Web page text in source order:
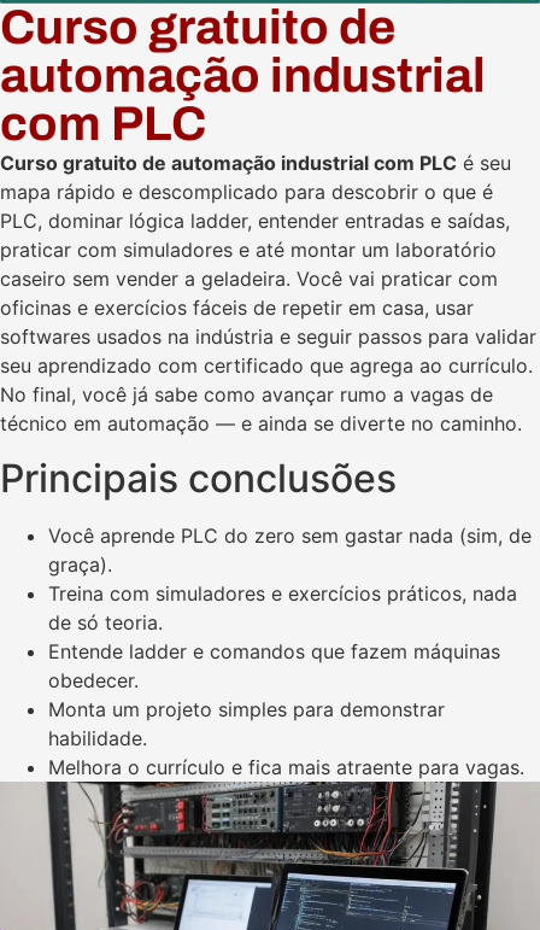
Curso gratuito de
automação industrial
com PLC
Curso gratuito de automação industrial com PLC é seu
mapa rápido e descomplicado para descobrir o que é
PLC, dominar lógica ladder, entender entradas e saídas,
praticar com simuladores e até montar um laboratório
caseiro sem vender a geladeira. Você vai praticar com
oficinas e exercícios fáceis de repetir em casa, usar
softwares usados na indústria e seguir passos para validar
seu aprendizado com certificado que agrega ao currículo.
No final, você já sabe como avançar rumo a vagas de
técnico em automação — e ainda se diverte no caminho.
Principais conclusões
Você aprende PLC do zero sem gastar nada (sim, de
graça).
Treina com simuladores e exercícios práticos, nada
de só teoria.
Entende ladder e comandos que fazem máquinas
obedecer.
Monta um projeto simples para demonstrar
habilidade.
Melhora o currículo e fica mais atraente para vagas.